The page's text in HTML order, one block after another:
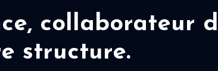
collaborateur
structure.